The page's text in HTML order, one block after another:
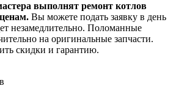
выполнят ремонт котлов
Вы можете подать заявку в день
незамедлительно. Поломанные
на оригинальные запчасти.
скидки и гарантию.